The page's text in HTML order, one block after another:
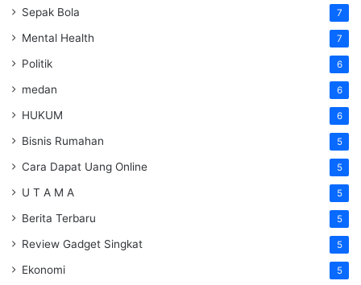
Sepak Bola 7
Mental Health 7
Politik 6
medan 6
HUKUM 6
Bisnis Rumahan 5
Cara Dapat Uang Online 5
U T A M A 5
Berita Terbaru 5
Review Gadget Singkat 5
Ekonomi 5